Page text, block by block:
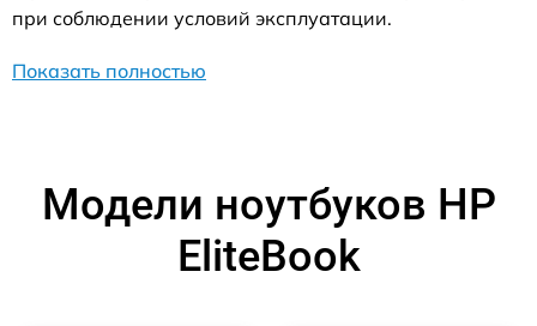
при соблюдении условий эксплуатации.
Показать полностью
Модели ноутбуков HP
EliteBook